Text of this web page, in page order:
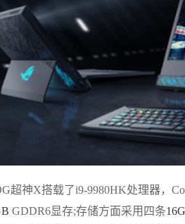
神X搭载了i9-9980HK处理器，
GDDR6显存;存储方面采用四条